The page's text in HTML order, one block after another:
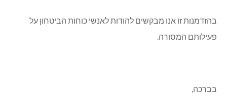
בהזדמנות זו אנו מבקשים להודות לאנשי כוחות הביטחון על
פעילותם המסורה.
בברכה,